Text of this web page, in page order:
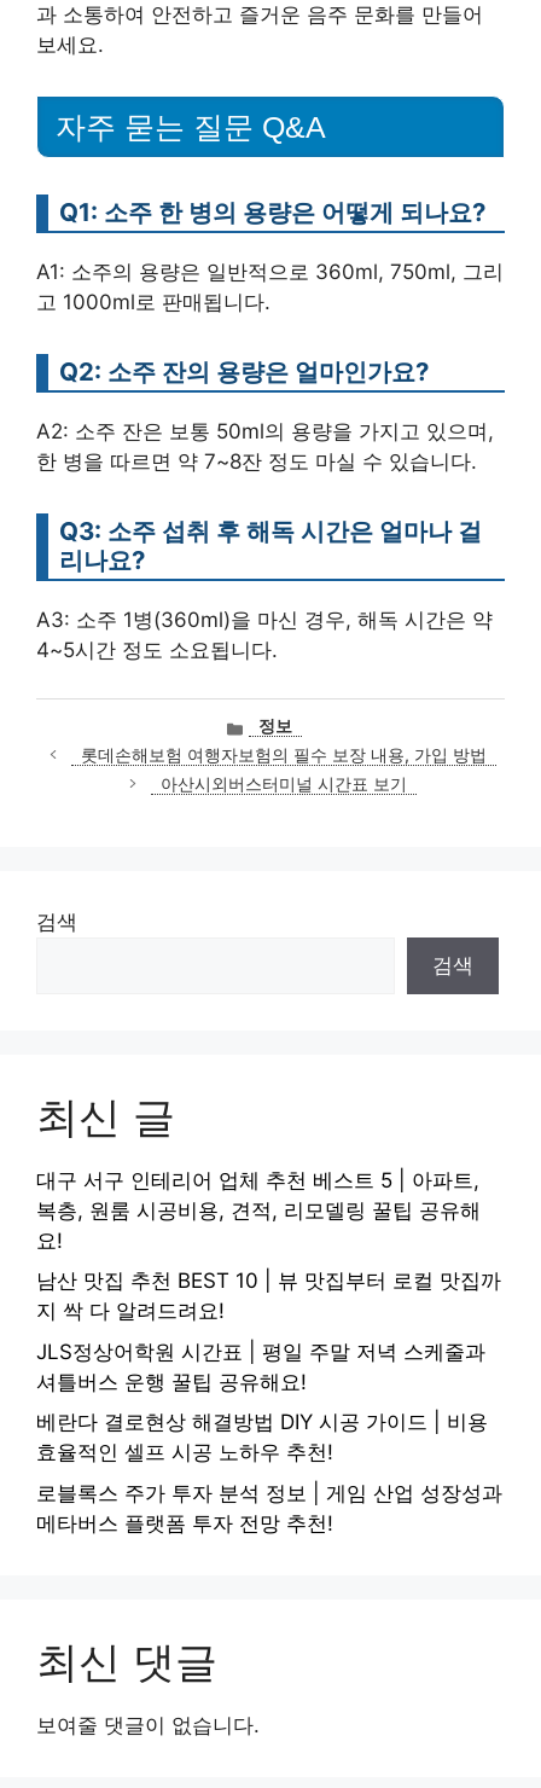
과 소통하여 안전하고 즐거운 음주 문화를 만들어
보세요.
자주 묻는 질문 Q&A
Q1: 소주 한 병의 용량은 어떻게 되나요?
A1: 소주의 용량은 일반적으로 360ml, 750ml, 그리
고 1000ml로 판매됩니다.
Q2: 소주 잔의 용량은 얼마인가요?
A2: 소주 잔은 보통 50ml의 용량을 가지고 있으며,
한 병을 따르면 약 7~8잔 정도 마실 수 있습니다.
Q3: 소주 섭취 후 해독 시간은 얼마나 걸
리나요?
A3: 소주 1병(360ml)을 마신 경우, 해독 시간은 약
4~5시간 정도 소요됩니다.
카
테
고
리
정보
롯데손해보험 여행자보험의 필수 보장 내용, 가입 방법
아산시외버스터미널 시간표 보기
검색
검색
최신 글
대구 서구 인테리어 업체 추천 베스트 5 | 아파트,
복층, 원룸 시공비용, 견적, 리모델링 꿀팁 공유해
요!
남산 맛집 추천 BEST 10 | 뷰 맛집부터 로컬 맛집까
지 싹 다 알려드려요!
JLS정상어학원 시간표 | 평일 주말 저녁 스케줄과
셔틀버스 운행 꿀팁 공유해요!
베란다 결로현상 해결방법 DIY 시공 가이드 | 비용
효율적인 셀프 시공 노하우 추천!
로블록스 주가 투자 분석 정보 | 게임 산업 성장성과
메타버스 플랫폼 투자 전망 추천!
최신 댓글
보여줄 댓글이 없습니다.